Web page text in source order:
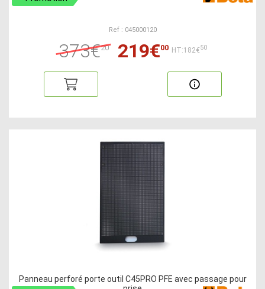
Ref : 045000120
373€20 219€00 HT:182€50
Panneau perforé porte outil C45PRO PFE avec passage pour